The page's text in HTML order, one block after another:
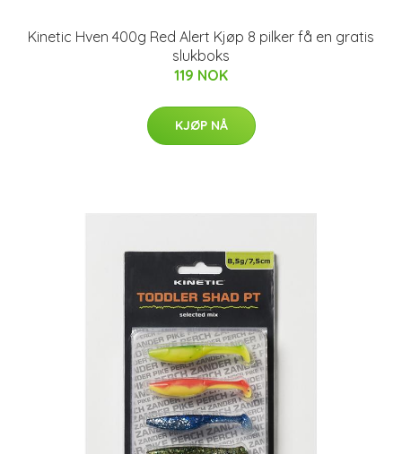
Kinetic Hven 400g Red Alert Kjøp 8 pilker få en gratis
slukboks
119 NOK
KJØP NÅ